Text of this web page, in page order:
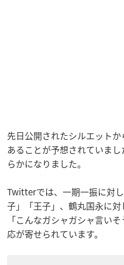
先日公開されたシルエット
あることが予想されていま
らかになりました。
Twitterでは、一期一振に対
子」「王子」、鶴丸国永に
「こんなガシャガシャ言い
応が寄せられています。